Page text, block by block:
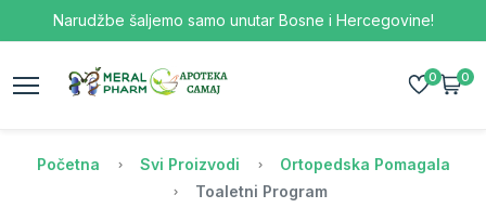
Narudžbe šaljemo samo unutar Bosne i Hercegovine!
0 0
Početna Svi Proizvodi
Ortopedska Pomagala
Toaletni Program